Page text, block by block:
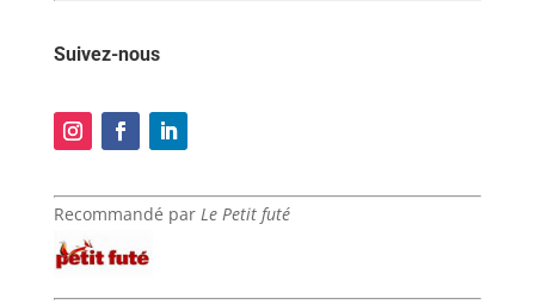
Suivez-nous
Recommandé par Le Petit futé